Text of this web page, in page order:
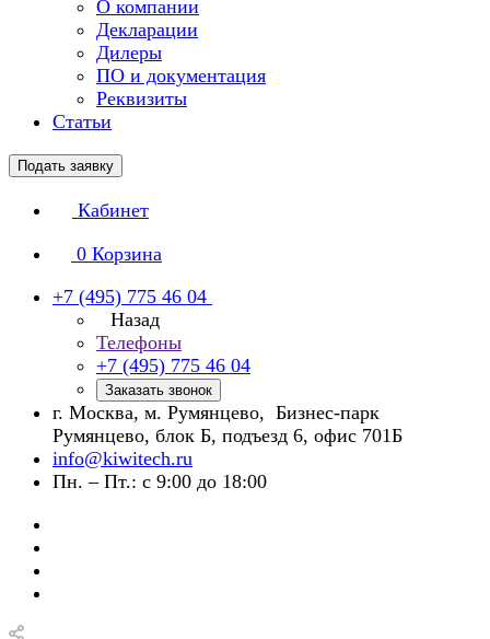
О компании
Декларации
Дилеры
ПО и документация
Реквизиты
Статьи
Подать заявку
Кабинет
0 Корзина
+7 (495) 775 46 04
Назад
Телефоны
+7 (495) 775 46 04
Заказать звонок
г. Москва, м. Румянцево, Бизнес-парк
Румянцево, блок Б, подъезд 6, офис 701Б
info@kiwitech.ru
Пн. – Пт.: с 9:00 до 18:00